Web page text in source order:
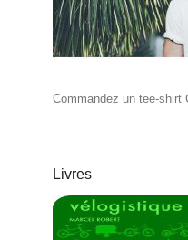
Commandez un tee-shirt
Livres